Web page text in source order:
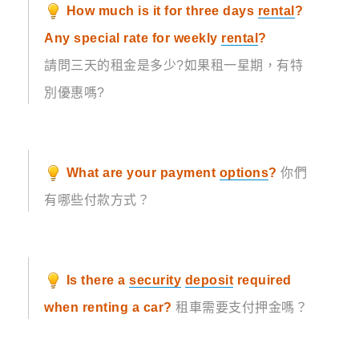
How much is it for three days rental ?
Any special rate for weekly rental ?
請問三天的租金是多少?如果租一星期，有特
別優惠嗎?
What are your payment options? 你們
有哪些付款方式？
Is there a security deposit required
when renting a car? 租車需要支付押金嗎？